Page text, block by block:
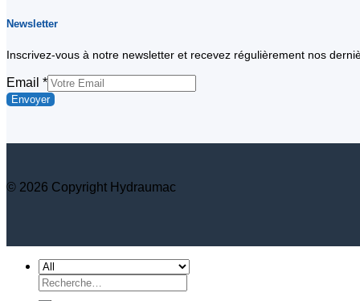
Newsletter
Inscrivez-vous à notre newsletter et recevez régulièrement nos
Email
Email *
Envoyer
© 2026 Copyright Hydraumac
Recherche
pour :